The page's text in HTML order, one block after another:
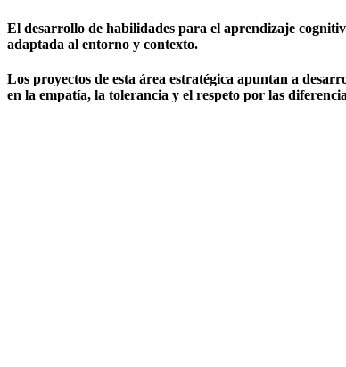
El desarrollo de habilidades para el aprendizaje
adaptada al entorno y contexto.
Los proyectos de esta área estratégica apuntan a
en la empatía, la tolerancia y el respeto por las